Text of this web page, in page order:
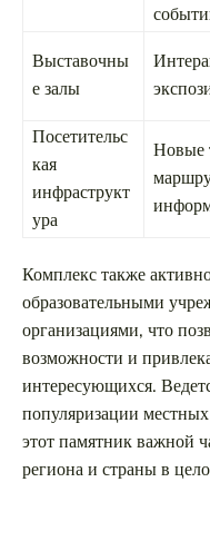
Выставочны
е залы
Посетительс
кая
инфраструкт
ура
Новые
Комплекс также
образовательными
организациями, что
возможности и
интересующихся.
популяризации
этот памятник важной
региона и страны в